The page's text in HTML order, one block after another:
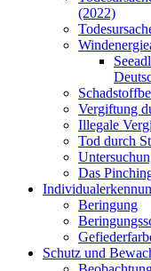
(2022)
Vergiftung
Illegale
Tod durch
Das
Beringung
Schutz und